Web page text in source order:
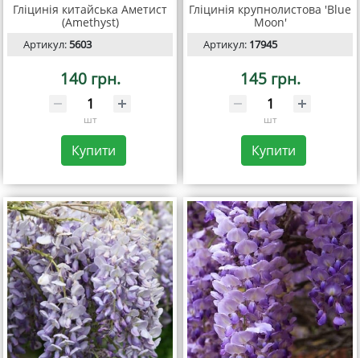
Гліцинія китайська Аметист
(Amethyst)
Артикул:5603
140 грн.
шт
Купити
Гліцинія крупнолистова 'Blue
Moon'
Артикул: 17945
145 грн.
шт
Купити